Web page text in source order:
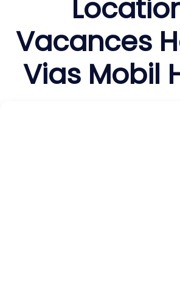
Vacances
Vias Mobil